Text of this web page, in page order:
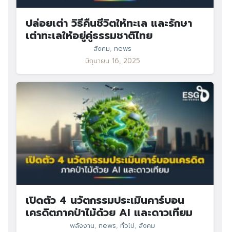
ปล่อยเต่า วิธีคืนชีวิตให้ทะเล และรักษา
เต่าทะเลให้อยู่คู่ธรรมชาติไทย
สังคม, news
มิถุนายน 16, 2025
เปิดตัว 4 นวัตกรรมประเมินคาร์บอน
เครดิตภาคป่าไม้ด้วย AI และดาวเทียม
พลังงาน, news, ทั่วไป, สังคม